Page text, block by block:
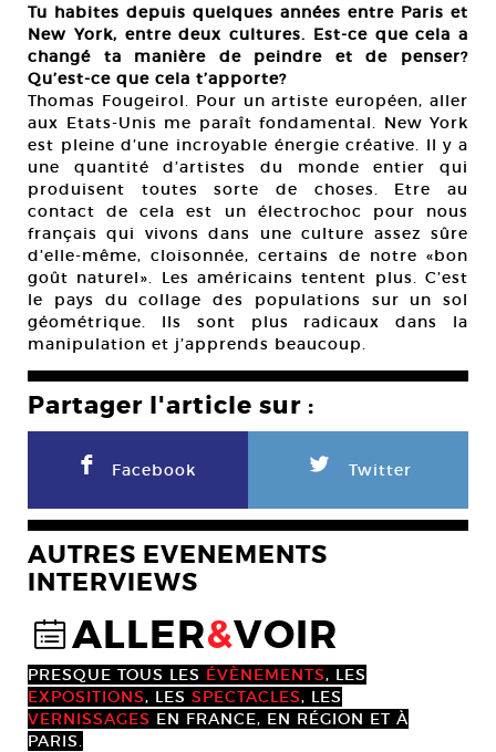
Tu habites depuis quelques années entre Paris et
New York, entre deux cultures. Est-ce que cela a
changé ta manière de peindre et de penser?
Qu’est-ce que cela t’apporte?
Thomas Fougeirol. Pour un artiste européen, aller
aux Etats-Unis me paraît fondamental. New York
est pleine d’une incroyable énergie créative. Il y a
une quantité d’artistes du monde entier qui
produisent toutes sorte de choses. Etre au
contact de cela est un électrochoc pour nous
français qui vivons dans une culture assez sûre
d’elle-même, cloisonnée, certains de notre «bon
goût naturel». Les américains tentent plus. C’est
le pays du collage des populations sur un sol
géométrique. Ils sont plus radicaux dans la
manipulation et j’apprends beaucoup.
Partager l'article sur :
F Facebook L Twitter
AUTRES EVENEMENTS
INTERVIEWS
@ALLER&VOIR
PRESQUE TOUS LES ÉVÈNEMENTS, LES
EXPOSITIONS, LES SPECTACLES, LES
VERNISSAGES EN FRANCE, EN RÉGION ET À
PARIS.